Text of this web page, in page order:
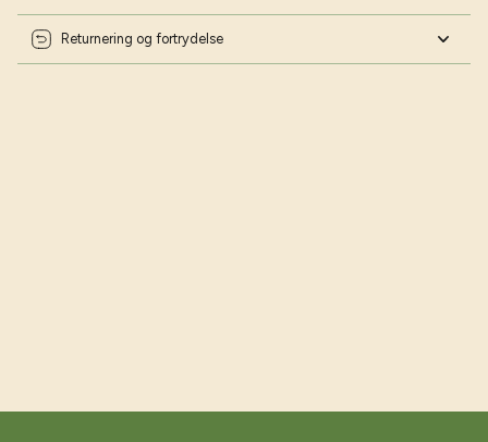
Returnering og fortrydelse
Ja tak - lad mig blive haveekspert!